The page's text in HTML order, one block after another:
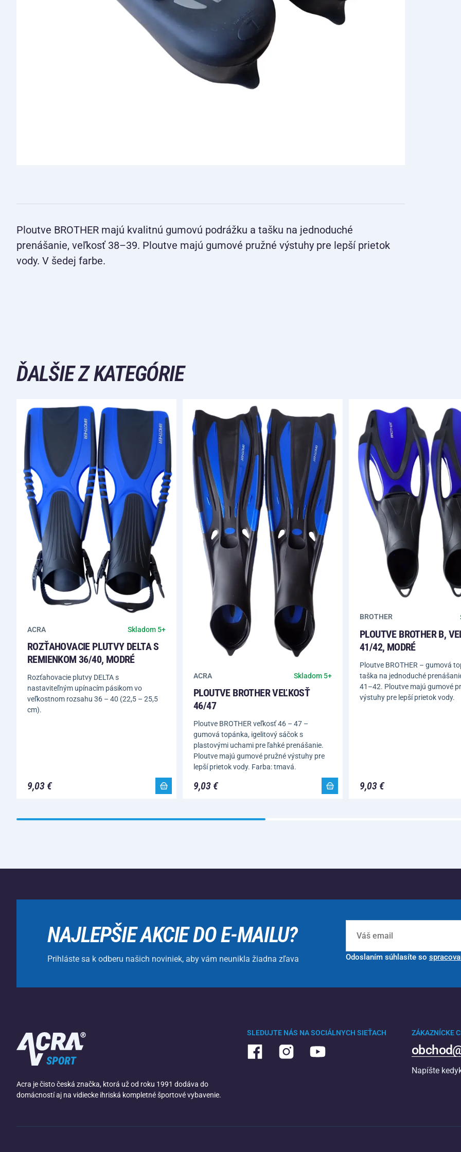
Ploutve BROTHER majú kvalitnú gumovú podrážku a tašku na jednoduché
prenášanie, veľkosť 38–39. Ploutve majú gumové pružné výstuhy pre lepší prietok
vody. V šedej farbe.
ĎALŠIE Z KATEGÓRIE
ACRA Skladom 5+
ROZŤAHOVACIE PLUTVY DELTA S
REMIENKOM 36/40, MODRÉ
Rozťahovacie plutvy DELTA s
nastaviteľným upínacím pásikom vo
veľkostnom rozsahu 36 – 40 (22,5 – 25,5
cm).
9,03 €
ACRA Skladom 5+
PLOUTVE BROTHER VEĽKOSŤ
46/47
Ploutve BROTHER veľkosť 46 – 47 –
gumová topánka, igelitový sáčok s
plastovými uchami pre ľahké prenášanie.
Ploutve majú gumové pružné výstuhy pre
lepší prietok vody. Farba: tmavá.
9,03 €
BROTHER
PLOUTVE BROTHER B,
41/42, MODRÉ
Ploutve BROTHER – gumová
taška na jednoduché
41–42. Ploutve majú gumové
výstuhy pre lepší prietok vody.
9,03 €
NAJLEPŠIE AKCIE DO E-MAILU?
Prihláste sa k odberu našich noviniek, aby vám neunikla žiadna zľava Odoslaním súhlasíte so
Acra je čisto česká značka, ktorá už od roku 1991 dodáva do
domácností aj na vidiecke ihriská kompletné športové vybavenie.
SLEDUJTE NÁS NA SOCIÁLNYCH SIEŤACH ZÁKAZNÍCKE
Napíšte